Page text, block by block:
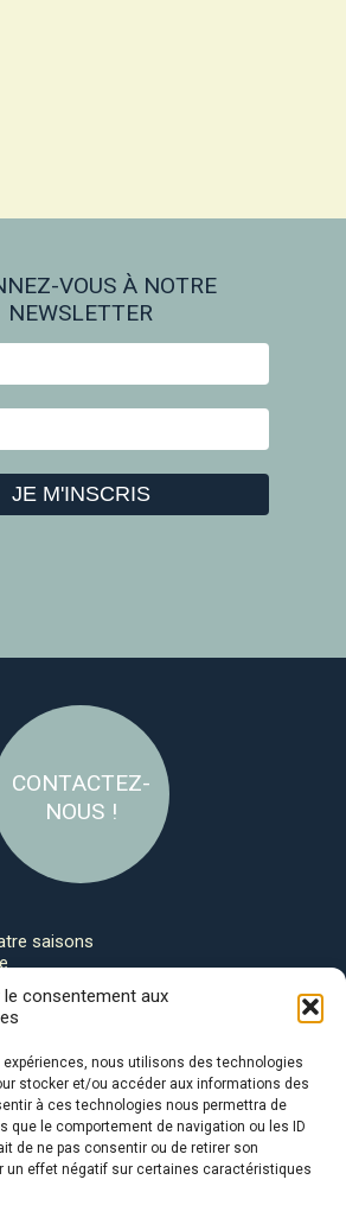
le consentement aux
expériences, nous utilisons des technologies
stocker et/ou accéder aux informations des
à ces technologies nous permettra de
que le comportement de navigation ou les ID
de ne pas consentir ou de retirer son
un effet négatif sur certaines caractéristiques
VOUS À NOTRE
NEWSLETTER
CONTACTEZ-
NOUS !
saisons